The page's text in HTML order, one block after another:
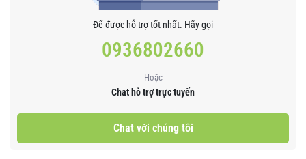
Để được hỗ trợ tốt nhất. Hãy gọi
0936802660
Hoặc
Chat hỗ trợ trực tuyến
Chat với chúng tôi